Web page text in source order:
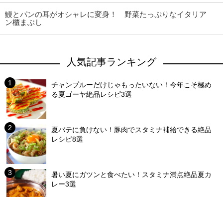
鰻とパンの耳がオシャレに変身！ 野菜たっぷりなイタリア
ン櫃まぶし
人気記事ランキング
チャンプルーだけじゃもったいない！今年こそ極め
る夏ゴーヤ絶品レシピ3選
夏バテに負けない！豚肉でスタミナ補給できる絶品
レシピ8選
暑い夏にガツンと食べたい！スタミナ満点絶品夏カ
レー3選